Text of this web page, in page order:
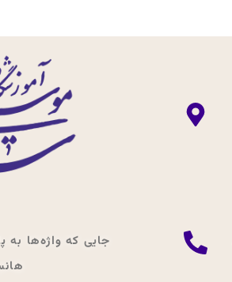
جایی که واژه‌ها به